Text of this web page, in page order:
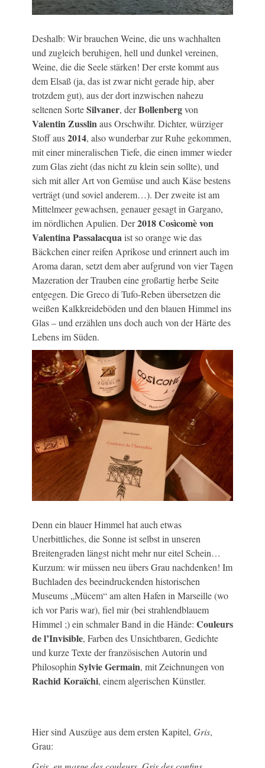
Deshalb: Wir brauchen Weine, die uns wachhalten
und zugleich beruhigen, hell und dunkel vereinen,
Weine, die die Seele stärken! Der erste kommt aus
dem Elsaß (ja, das ist zwar nicht gerade hip, aber
trotzdem gut), aus der dort inzwischen nahezu
seltenen SorteSilvaner, derBollenbergvon
Valentin Zusslinaus Orschwihr. Dichter, würziger
Stoff aus2014, also wunderbar zur Ruhe gekommen,
mit einer mineralischen Tiefe, die einen immer wieder
zum Glas zieht (das nicht zu klein sein sollte), und
sich mit aller Art von Gemüse und auch Käse bestens
verträgt (und soviel anderem…). Der zweite ist am
Mittelmeer gewachsen, genauer gesagt in Gargano,
im nördlichen Apulien. Der2018 Cosìcomè von
Valentina Passalacquaist so orange wie das
Bäckchen einer reifen Aprikose und erinnert auch im
Aroma daran, setzt dem aber aufgrund von vier Tagen
Mazeration der Trauben eine großartig herbe Seite
entgegen. Die Greco di Tufo-Reben übersetzen die
weißen Kalkkreideböden und den blauen Himmel ins
Glas – und erzählen uns doch auch von der Härte des
Lebens im Süden.
Denn ein blauer Himmel hat auch etwas
Unerbittliches, die Sonne ist selbst in unseren
Breitengraden längst nicht mehr nur eitel Schein…
Kurzum: wir müssen neu übers Grau nachdenken! Im
Buchladen des beeindruckenden historischen
Museums „Mücem“ am alten Hafen in Marseille (wo
ich vor Paris war), fiel mir (bei strahlendblauem
Himmel ;) ein schmaler Band in die Hände: Couleurs
de l’Invisible, Farben des Unsichtbaren, Gedichte
und kurze Texte der französischen Autorin und
PhilosophinSylvie Germain, mit Zeichnungen von
Rachid Koraïchi, einem algerischen Künstler.
Hier sind Auszüge aus dem ersten Kapitel, Gris,
Grau: